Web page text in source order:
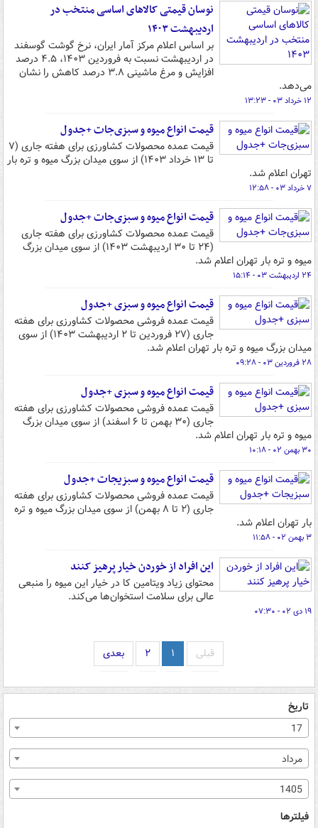
نوسان قیمتی کالاهای اساسی منتخب در
اردیبهشت ۱۴۰۳
بر اساس اعلام مرکز آمار ایران، نرخ گوشت گوسفند
در اردیبهشت نسبت به فروردین ۱۴۰۳، ۴.۵ درصد
افزایش و مرغ ماشینی ۳.۸ درصد کاهش را نشان
می‌دهد.
۱۲ خرداد ۰۳ - ۱۳:۲۳
قیمت انواع میوه و سبزی‌جات +جدول
قیمت عمده محصولات کشاورزی برای هفته جاری (۷
تا ۱۳ خرداد ۱۴۰۳) از سوی میدان بزرگ میوه و تره بار
تهران اعلام شد.
۷ خرداد ۰۳ - ۱۲:۵۸
قیمت انواع میوه و سبزی‌جات +جدول
قیمت عمده محصولات کشاورزی برای هفته جاری
(۲۴ تا ۳۰ اردیبهشت ۱۴۰۳) از سوی میدان بزرگ
میوه و تره بار تهران اعلام شد.
۲۴ اردیبهشت ۰۳ - ۱۵:۱۴
قیمت انواع میوه و سبزی +جدول
قیمت عمده فروشی محصولات کشاورزی برای هفته
جاری (۲۷ فروردین تا ۲ اردیبهشت ۱۴۰۳) از سوی
میدان بزرگ میوه و تره بار تهران اعلام شد.
۲۸ فروردین ۰۳ - ۰۹:۲۸
قیمت انواع میوه و سبزی +جدول
قیمت عمده فروشی محصولات کشاورزی برای هفته
جاری (۳۰ بهمن تا ۶ اسفند) از سوی میدان بزرگ
میوه و تره بار تهران اعلام شد.
۳۰ بهمن ۰۲ - ۱۰:۱۸
قیمت انواع میوه و سبزیجات +جدول
قیمت عمده فروشی محصولات کشاورزی برای هفته
جاری (۲ تا ۸ بهمن) از سوی میدان بزرگ میوه و تره
بار تهران اعلام شد.
۳ بهمن ۰۲ - ۱۱:۵۸
این افراد از خوردن خیار پرهیز کنند
محتوای زیاد ویتامین کا در خیار این میوه را منبعی
عالی برای سلامت استخوان‌ها می‌کند.
۱۹ دی ۰۲ - ۰۷:۳۰
قبلی ۱ ۲ بعدی
تاریخ
17
مرداد
1405
فیلترها